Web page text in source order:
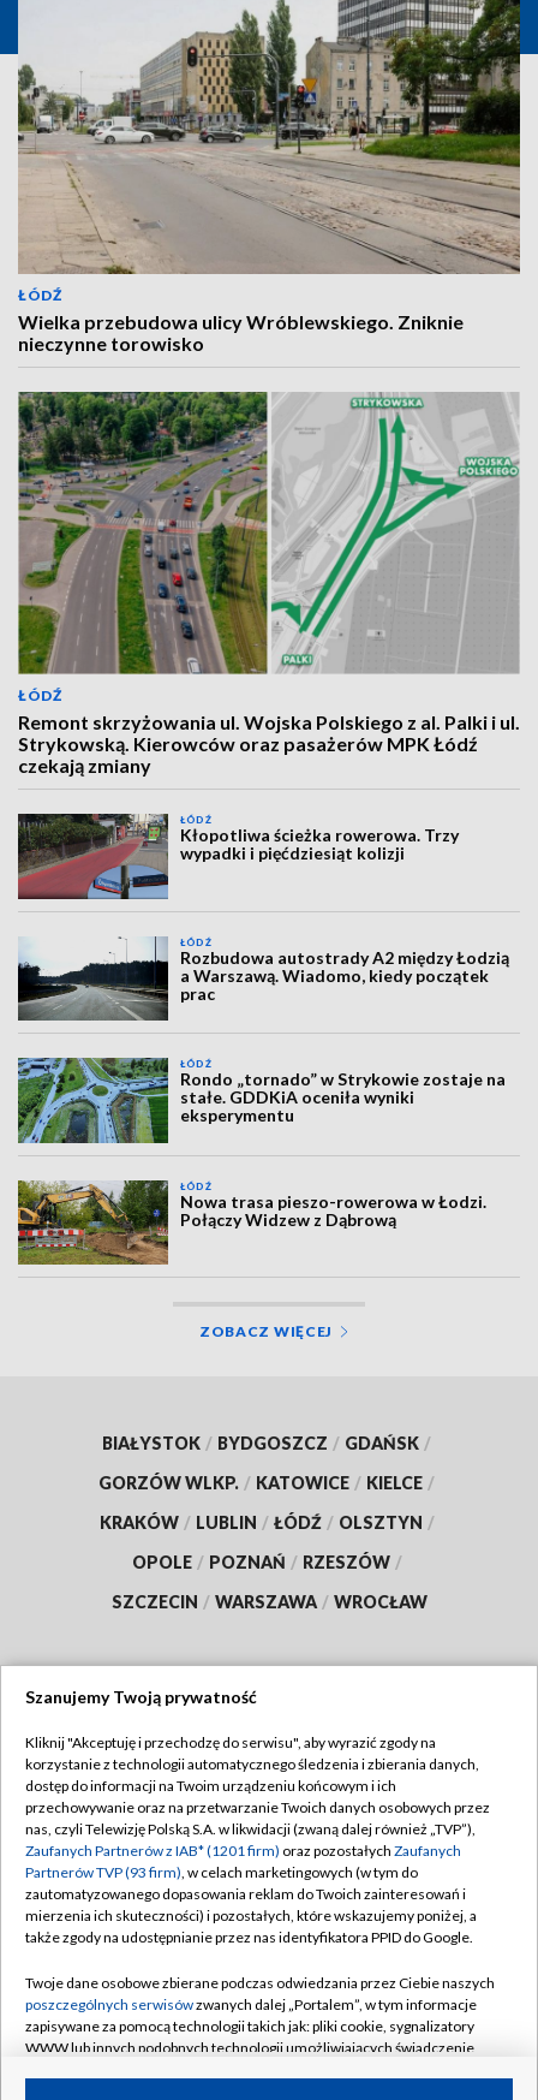
ŁÓDŹ
Wielka przebudowa ulicy Wróblewskiego. Zniknie
nieczynne torowisko
ŁÓDŹ
Remont skrzyżowania ul. Wojska Polskiego z al. Palki i ul.
Strykowską. Kierowców oraz pasażerów MPK Łódź
czekają zmiany
ŁÓDŹ
Kłopotliwa ścieżka rowerowa. Trzy
wypadki i pięćdziesiąt kolizji
ŁÓDŹ
Rozbudowa autostrady A2 między Łodzią
a Warszawą. Wiadomo, kiedy początek
prac
ŁÓDŹ
Rondo „tornado” w Strykowie zostaje na
stałe. GDDKiA oceniła wyniki
eksperymentu
ŁÓDŹ
Nowa trasa pieszo-rowerowa w Łodzi.
Połączy Widzew z Dąbrową
ZOBACZ WIĘCEJ
BIAŁYSTOK / BYDGOSZCZ / GDAŃSK /
GORZÓW WLKP. / KATOWICE / KIELCE /
KRAKÓW / LUBLIN / ŁÓDŹ / OLSZTYN /
OPOLE / POZNAŃ / RZESZÓW /
SZCZECIN / WARSZAWA / WROCŁAW
TVP
Abonament TVP
Emisja w TVP
Centrum informacji TVP
Naziemna Telewizja Cyfrowa
Rada Programowa
System NOS
Informacje o nadawcy
Regulamin TVP
Polityka prywatności
Moje zgody
Pomoc
Kontakt
Kanały
Szanujemy Twoją prywatność
Kliknij "Akceptuję i przechodzę do serwisu", aby wyrazić zgody na
korzystanie z technologii automatycznego śledzenia i zbierania danych,
dostęp do informacji na Twoim urządzeniu końcowym i ich
przechowywanie oraz na przetwarzanie Twoich danych osobowych przez
nas, czyli Telewizję Polską S.A. w likwidacji (zwaną dalej również „TVP”),
Zaufanych Partnerów z IAB* (1201 firm) oraz pozostałych Zaufanych
Partnerów TVP (93 firm), w celach marketingowych (w tym do
zautomatyzowanego dopasowania reklam do Twoich zainteresowań i
mierzenia ich skuteczności) i pozostałych, które wskazujemy poniżej, a
także zgody na udostępnianie przez nas identyfikatora PPID do Google.
Twoje dane osobowe zbierane podczas odwiedzania przez Ciebie naszych
poszczególnych serwisówzwanych dalej „Portalem”, w tym informacje
zapisywane za pomocą technologii takich jak: pliki cookie, sygnalizatory
WWW lub innych podobnych technologii umożliwiających świadczenie